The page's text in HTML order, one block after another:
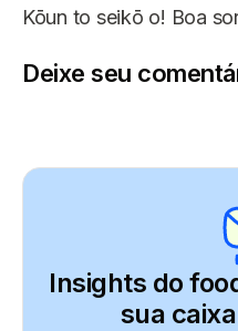
Kōun to seikō o! Boa
Deixe seu
Insights do
sua